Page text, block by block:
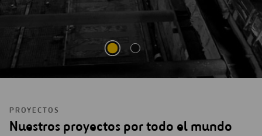
PROYECTOS
Nuestros proyectos por todo el mundo